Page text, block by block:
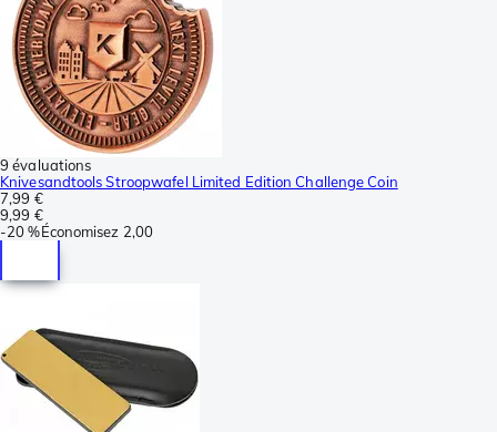
9 évaluations
Knivesandtools Stroopwafel Limited Edition Challenge Coin
7,99 €
9,99 €
-20 %Économisez 2,00